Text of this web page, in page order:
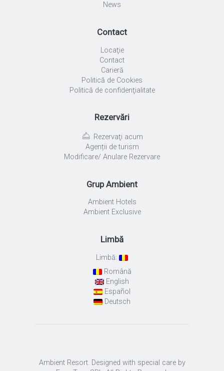
News
Contact
Locaţie
Contact
Carieră
Politică de Cookies
Politică de confidenţialitate
Rezervări
Rezervaţi acum
Agenții de turism
Modificare/ Anulare Rezervare
Grup Ambient
Ambient Hotels
Ambient Exclusive
Limbă
Limbă:
Română
English
Español
Deutsch
Ambient Resort. Designed with special care by